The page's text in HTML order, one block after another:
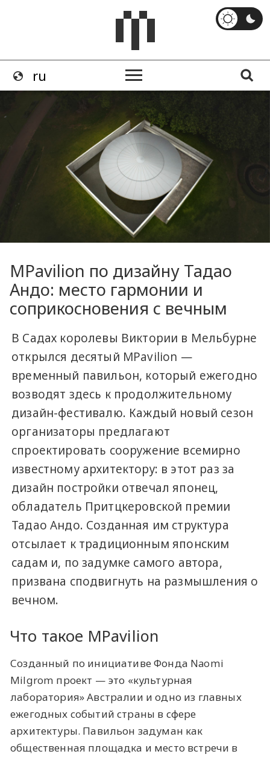
MPavilion по дизайну Тадао
Андо: место гармонии и
соприкосновения с вечным
В Садах королевы Виктории в Мельбурне
открылся десятый MPavilion —
временный павильон, который ежегодно
возводят здесь к продолжительному
дизайн-фестивалю. Каждый новый сезон
организаторы предлагают
спроектировать сооружение всемирно
известному архитектору: в этот раз за
дизайн постройки отвечал японец,
обладатель Притцкеровской премии
Тадао Андо. Созданная им структура
отсылает к традиционным японским
садам и, по задумке самого автора,
призвана сподвигнуть на размышления о
вечном.
Что такое MPavilion
Созданный по инициативе Фонда Naomi
Milgrom проект — это «культурная
лаборатория» Австралии и одно из главных
ежегодных событий страны в сфере
архитектуры. Павильон задуман как
общественная площадка и место встречи в